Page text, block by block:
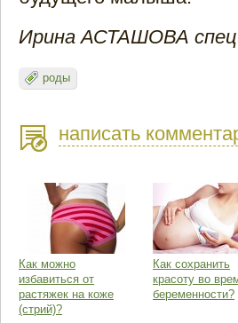
Ирина АСТАШОВА
роды
написать
Как можно
избавиться от
растяжек на коже
(стрий)?
Как сохранить
красоту во
беременности?